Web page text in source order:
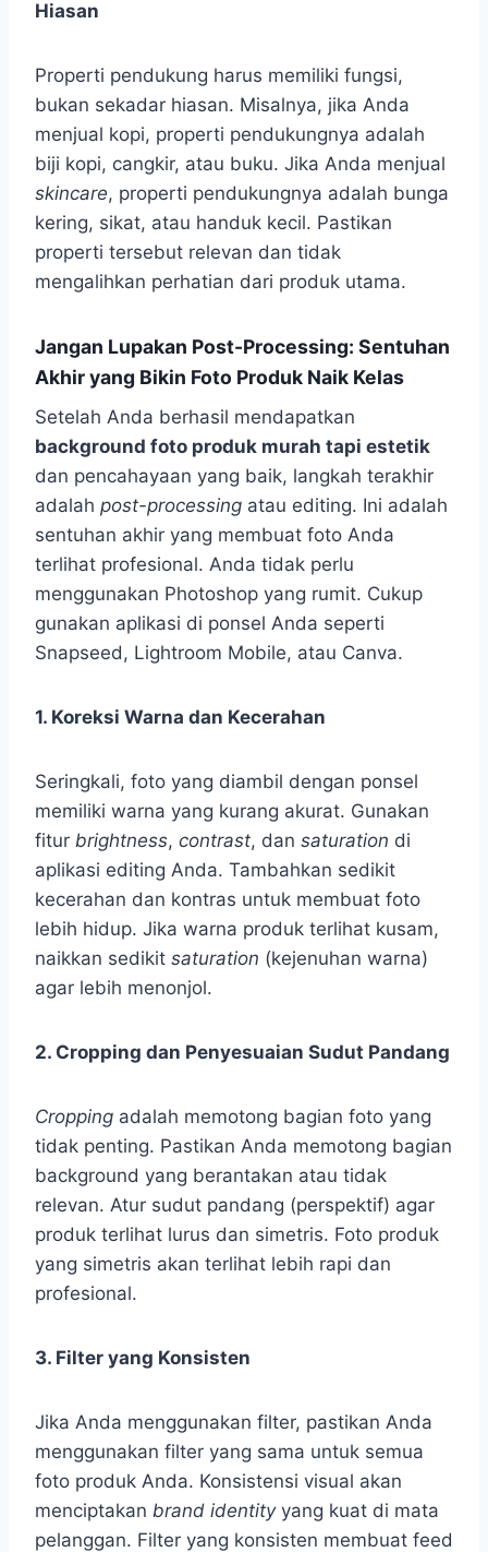
Hiasan
Properti pendukung harus memiliki fungsi,
bukan sekadar hiasan. Misalnya, jika Anda
menjual kopi, properti pendukungnya adalah
biji kopi, cangkir, atau buku. Jika Anda menjual
skincare, properti pendukungnya adalah bunga
kering, sikat, atau handuk kecil. Pastikan
properti tersebut relevan dan tidak
mengalihkan perhatian dari produk utama.
Jangan Lupakan Post-Processing: Sentuhan
Akhir yang Bikin Foto Produk Naik Kelas
Setelah Anda berhasil mendapatkan
background foto produk murah tapi estetik
dan pencahayaan yang baik, langkah terakhir
adalah post-processing atau editing. Ini adalah
sentuhan akhir yang membuat foto Anda
terlihat profesional. Anda tidak perlu
menggunakan Photoshop yang rumit. Cukup
gunakan aplikasi di ponsel Anda seperti
Snapseed, Lightroom Mobile, atau Canva.
1. Koreksi Warna dan Kecerahan
Seringkali, foto yang diambil dengan ponsel
memiliki warna yang kurang akurat. Gunakan
fitur brightness, contrast, dan saturation di
aplikasi editing Anda. Tambahkan sedikit
kecerahan dan kontras untuk membuat foto
lebih hidup. Jika warna produk terlihat kusam,
naikkan sedikit saturation (kejenuhan warna)
agar lebih menonjol.
2. Cropping dan Penyesuaian Sudut Pandang
Cropping adalah memotong bagian foto yang
tidak penting. Pastikan Anda memotong bagian
background yang berantakan atau tidak
relevan. Atur sudut pandang (perspektif) agar
produk terlihat lurus dan simetris. Foto produk
yang simetris akan terlihat lebih rapi dan
profesional.
3. Filter yang Konsisten
Jika Anda menggunakan filter, pastikan Anda
menggunakan filter yang sama untuk semua
foto produk Anda. Konsistensi visual akan
menciptakan brand identityyang kuat di mata
pelanggan. Filter yang konsisten membuat feed